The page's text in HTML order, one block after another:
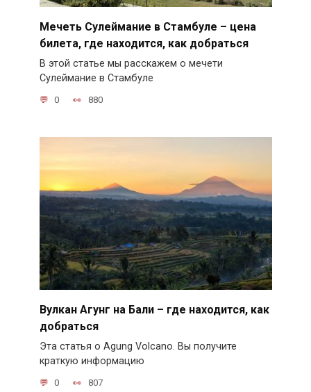
Мечеть Сулеймание в Стамбуле – цена
билета, где находится, как добраться
В этой статье мы расскажем о мечети
Сулеймание в Стамбуле
0 880
Вулкан Агунг на Бали – где находится, как
добраться
Эта статья о Agung Volcano. Вы получите
краткую информацию
0 807